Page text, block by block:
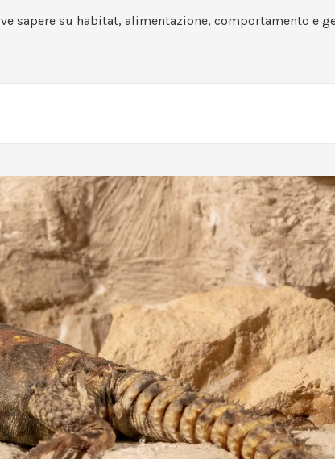
sapere su habitat, alimentazione, comportamento e